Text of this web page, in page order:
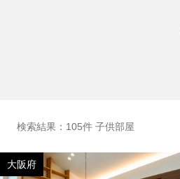
検索結果：105件 子供部屋
大阪府